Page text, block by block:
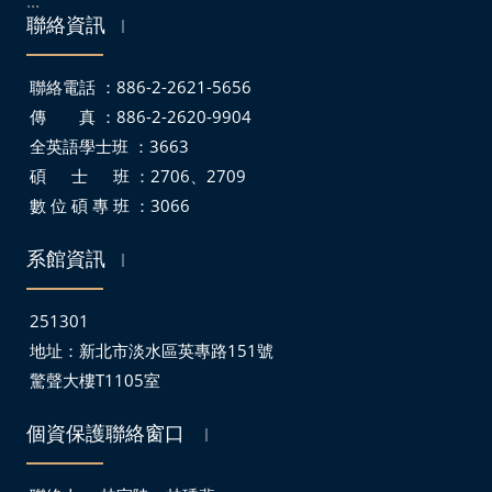
聯絡資訊 ｜
聯絡電話 ：886-2-2621-5656
傳 真 ：886-2-2620-9904
全英語學士班 ：3663
碩 士 班 ：2706、2709
數 位 碩 專 班 ：3066
系館資訊 ｜
251301
地址： 新北市淡水區英專路151號
驚聲大樓T1105室
個資保護聯絡窗口 ｜